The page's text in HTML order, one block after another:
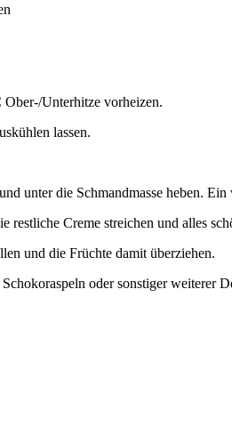
Unterhitze vorheizen.
lassen.
unter die Schmandmasse heben.
Creme streichen und alles
und die Früchte damit überziehen.
oder sonstiger weiterer